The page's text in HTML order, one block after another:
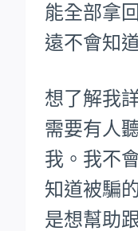
能全部拿
遠不會知
想了解我
需要有人
我。我不
知道被騙
是想幫助